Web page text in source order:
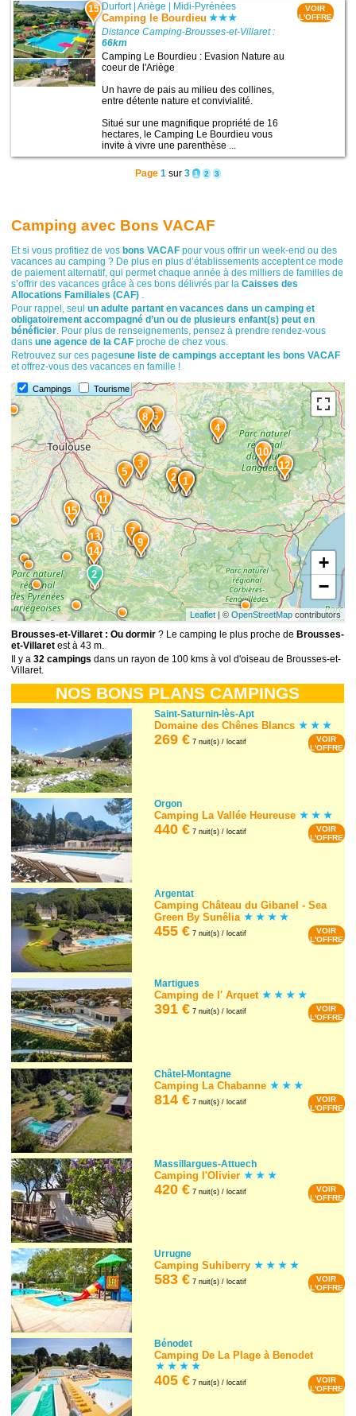
15 Durfort|Ariège Midi-Pyrénées
Camping le Bourdieu
Distance Camping-Brousses-et-Villaret :
66km
Camping Le Bourdieu : Evasion Nature au
coeur de l'Ariège
Un havre de pais au milieu des collines,
entre détente nature et convivialité.
Situé sur une magnifique propriété de 16
hectares, le Camping Le Bourdieu vous
invite à vivre une parenthèse ...
VOIR
L'OFFRE
Page 1 sur 3 1 2 3
Camping avec Bons VACAF
Et si vous profitiez de vosbons VACAF pour vous offrir un week-end ou des
vacances au camping ? De plus en plus d’établissements acceptent ce mode
de paiement alternatif, qui permet chaque année à des milliers de familles de
s’offrir des vacances grâce à ces bons délivrés par laCaisses des
Allocations Familiales (CAF)
Pour rappel, seulun adulte partant en vacances dans un camping et
obligatoirement accompagné d’un ou de plusieurs enfant(s) peut en
bénéficier . Pour plus de renseignements, pensez à prendre rendez-vous
dansune agence de la CAF proche de chez vous.
Retrouvez sur ces pagesune liste de campings acceptant les bons VACAF
et offrez-vous des vacances en famille !
Campings Tourisme
15
14
13
12
11
10
9
8
7
6
5
4
3
2 1
3
2
1
+
−
Leaflet| © OpenStreetMapcontributors
Brousses-et-Villaret : Ou dormir ? Le camping le plus proche deBrousses-
et-Villaret est à 43 m.
Il y a32 campings dans un rayon de 100 kms à vol d'oiseau de Brousses-et-
Villaret.
NOS BONS PLANS CAMPINGS
Saint-Saturnin-lès-Apt
Domaine des Chênes Blancs
269 € 7 nuit(s) / locatif
VOIR
L'OFFRE
Orgon
Camping La Vallée Heureuse
440 € 7 nuit(s) / locatif
VOIR
L'OFFRE
Argentat
Camping Château du Gibanel - Sea
Green By Sunêlia
455 € 7 nuit(s) / locatif
VOIR
L'OFFRE
Martigues
Camping de l' Arquet
391 € 7 nuit(s) / locatif
VOIR
L'OFFRE
Châtel-Montagne
Camping La Chabanne
814 € 7 nuit(s) / locatif
VOIR
L'OFFRE
Massillargues-Attuech
Camping l'Olivier
420 € 7 nuit(s) / locatif
VOIR
L'OFFRE
Urrugne
Camping Suhiberry
583 € 7 nuit(s) / locatif
VOIR
L'OFFRE
Bénodet
Camping De La Plage à Benodet
405 € 7 nuit(s) / locatif
VOIR
L'OFFRE